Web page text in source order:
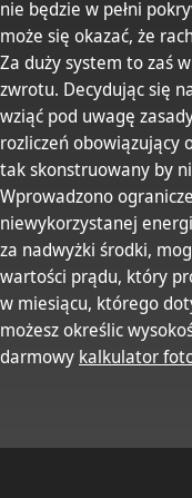
nie będzie w pełni
może się okazać, że
Za duży system to zaś
zwrotu. Decydując się
wziąć pod uwagę
rozliczeń obowiązujący
tak skonstruowany by
Wprowadzono
niewykorzystanej
za nadwyżki środki,
wartości prądu, który
w miesiącu, którego
możesz określic
darmowy kalkulator